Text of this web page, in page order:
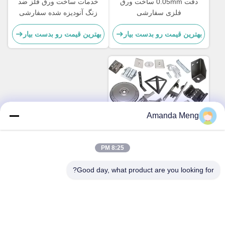
فلزی سفارشی
بهترین قیمت رو بدست بیار
زنگ آنودیزه شده سفارشی
ISO9001
بهترین قیمت رو بدست بیار
جوشیدن لیزر برش خم کردن
Amanda Meng
8:25 PM
Good day, what product are you looking for?